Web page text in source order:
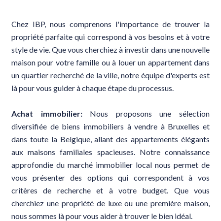
Chez IBP, nous comprenons l'importance de trouver la
propriété parfaite qui correspond à vos besoins et à votre
style de vie. Que vous cherchiez à investir dans une nouvelle
maison pour votre famille ou à louer un appartement dans
un quartier recherché de la ville, notre équipe d'experts est
là pour vous guider à chaque étape du processus.
Achat immobilier: Nous proposons une sélection
diversifiée de biens immobiliers à vendre à Bruxelles et
dans toute la Belgique, allant des appartements élégants
aux maisons familiales spacieuses. Notre connaissance
approfondie du marché immobilier local nous permet de
vous présenter des options qui correspondent à vos
critères de recherche et à votre budget. Que vous
cherchiez une propriété de luxe ou une première maison,
nous sommes là pour vous aider à trouver le bien idéal.